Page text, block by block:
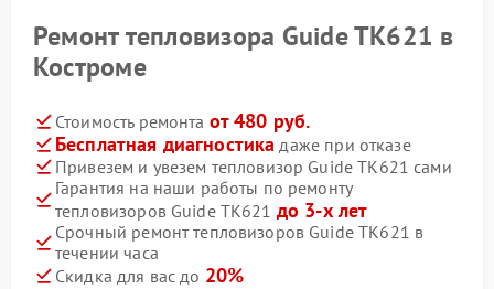
Ремонт тепловизора Guide TK621 в
Костроме
Стоимость ремонта от 480 руб.
Бесплатная диагностика даже при отказе
Привезем и увезем тепловизор Guide TK621 сами
Гарантия на наши работы по ремонту
тепловизоров Guide TK621 до 3-х лет
Срочный ремонт тепловизоров Guide TK621 в
течении часа
Скидка для вас до 20%